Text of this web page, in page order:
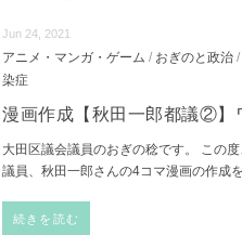
Jun 24, 2021
アニメ・マンガ・ゲーム / おぎのと政治 /
染症
漫画作成【秋田一郎都議②】
大田区議会議員のおぎの稔です。 この
議員、秋田一郎さんの4コマ漫画の作成
続きを読む